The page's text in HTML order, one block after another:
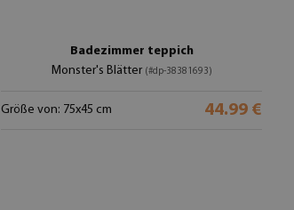
Badezimmer teppich
Monster's Blätter (#dp-38381693)
Größe von: 75x45 cm 44.99 €